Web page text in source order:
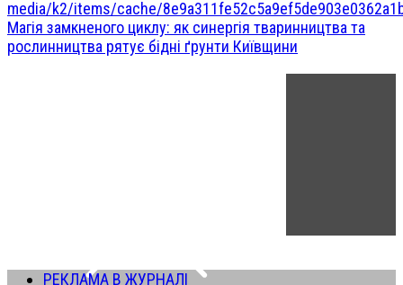
Магія замкненого циклу: як синергія тваринництва та
рослинництва рятує бідні ґрунти Київщини
РЕКЛАМА В ЖУРНАЛІ